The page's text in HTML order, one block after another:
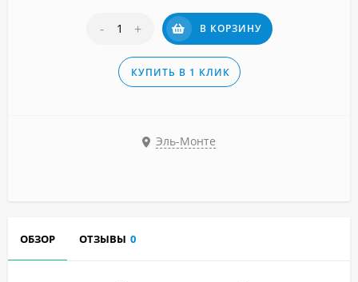
- + В КОРЗИНУ
КУПИТЬ В 1 КЛИК
Эль-Монте
ОБЗОР ОТЗЫВЫ 0